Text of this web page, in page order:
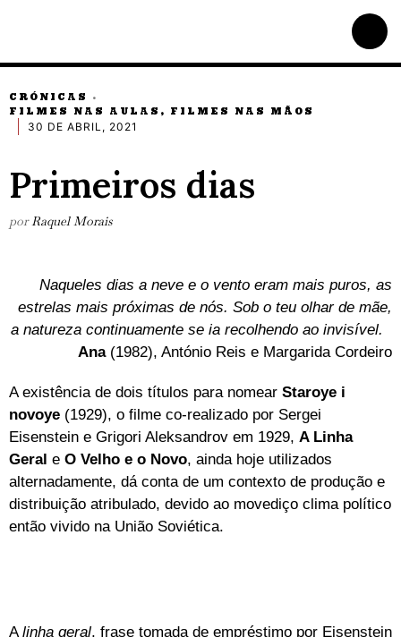
CRÓNICAS
·
FILMES NAS AULAS, FILMES NAS MÃOS
30 DE ABRIL, 2021
Primeiros dias
por Raquel Morais
Naqueles dias a neve e o vento eram mais puros, as
estrelas mais próximas de nós. Sob o teu olhar de mãe,
a natureza continuamente se ia recolhendo ao invisível.
Ana(1982), António Reis e Margarida Cordeiro
A existência de dois títulos para nomear Staroye i
novoye (1929), o filme co-realizado por Sergei
Eisenstein e Grigori Aleksandrov em 1929, A Linha
Geral e O Velho e o Novo, ainda hoje utilizados
alternadamente, dá conta de um contexto de produção e
distribuição atribulado, devido ao movediço clima político
então vivido na União Soviética.
A linha geral, frase tomada de empréstimo por Eisenstein